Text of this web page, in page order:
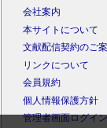
会社案内
本サイトについて
文献配信契約のご
リンクについて
会員規約
個人情報保護方針
管理者画面ログイ